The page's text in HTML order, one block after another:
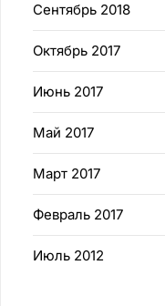
Сентябрь 2018
Октябрь 2017
Июнь 2017
Май 2017
Март 2017
Февраль 2017
Июль 2012